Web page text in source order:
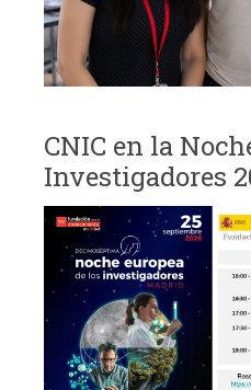
CNIC en la
Investigadores